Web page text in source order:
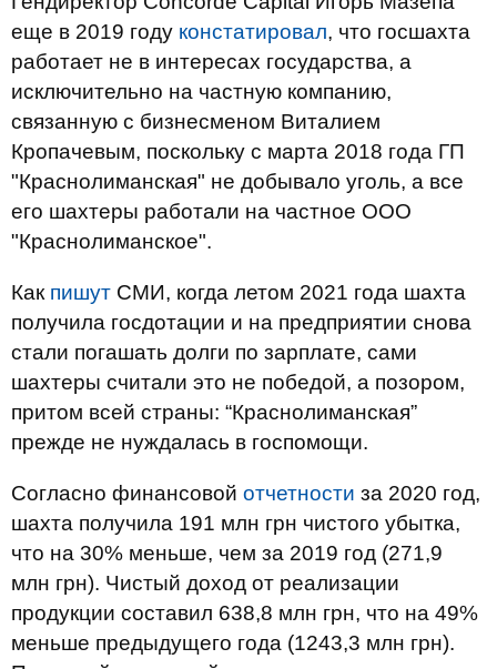
еще в 2019 году констатировал, что госшахта
работает не в интересах государства, а
исключительно на частную компанию,
связанную с бизнесменом Виталием
Кропачевым, поскольку с марта 2018 года ГП
"Краснолиманская" не добывало уголь, а все
его шахтеры работали на частное ООО
"Краснолиманское".
Как пишут СМИ, когда летом 2021 года шахта
получила госдотации и на предприятии снова
стали погашать долги по зарплате, сами
шахтеры считали это не победой, а позором,
притом всей страны: “Краснолиманская”
прежде не нуждалась в госпомощи.
Согласно финансовой отчетности за 2020 год,
шахта получила 191 млн грн чистого убытка,
что на 30% меньше, чем за 2019 год (271,9
млн грн). Чистый доход от реализации
продукции составил 638,8 млн грн, что на 49%
меньше предыдущего года (1243,3 млн грн).